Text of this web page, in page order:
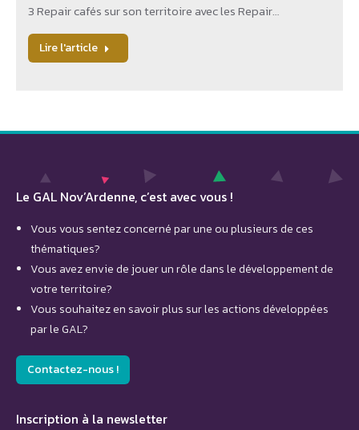
3 Repair cafés sur son territoire avec les Repair…
Lire l'article
Le GAL Nov’Ardenne, c’est avec vous !
Vous vous sentez concerné par une ou plusieurs de ces
thématiques?
Vous avez envie de jouer un rôle dans le développement de
votre territoire?
Vous souhaitez en savoir plus sur les actions développées
par le GAL?
Contactez-nous !
Inscription à la newsletter